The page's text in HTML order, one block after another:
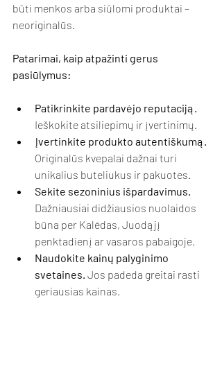
būti menkos arba siūlomi produktai –
neoriginalūs.
Patarimai, kaip atpažinti gerus
pasiūlymus:
Patikrinkite pardavėjo reputaciją.
Ieškokite atsiliepimų ir įvertinimų.
Įvertinkite produkto autentiškumą.
Originalūs kvepalai dažnai turi
unikalius buteliukus ir pakuotes.
Sekite sezoninius išpardavimus.
Dažniausiai didžiausios nuolaidos
būna per Kalėdas, Juodąjį
penktadienį ar vasaros pabaigoje.
Naudokite kainų palyginimo
svetaines. Jos padeda greitai rasti
geriausias kainas.